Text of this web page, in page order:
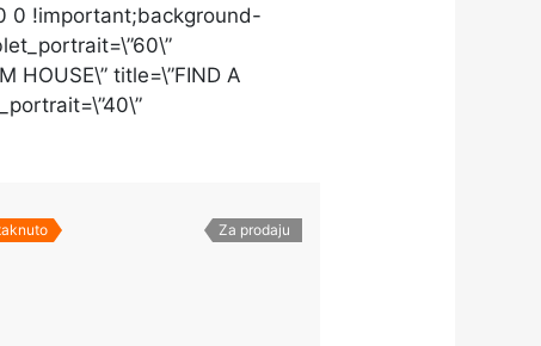
0 !important;background-
HOUSE\” title=\”FIND A
Za prodaju